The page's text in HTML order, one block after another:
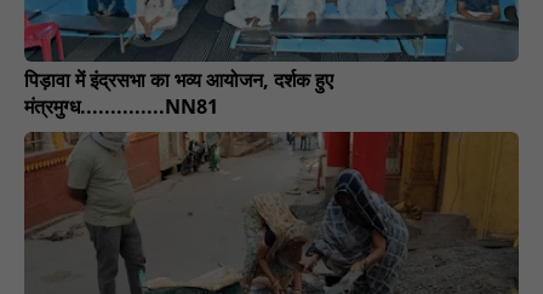
पिड़ावा में इंद्रसभा का भव्य आयोजन, दर्शक हुए
मंत्रमुग्ध..............NN81